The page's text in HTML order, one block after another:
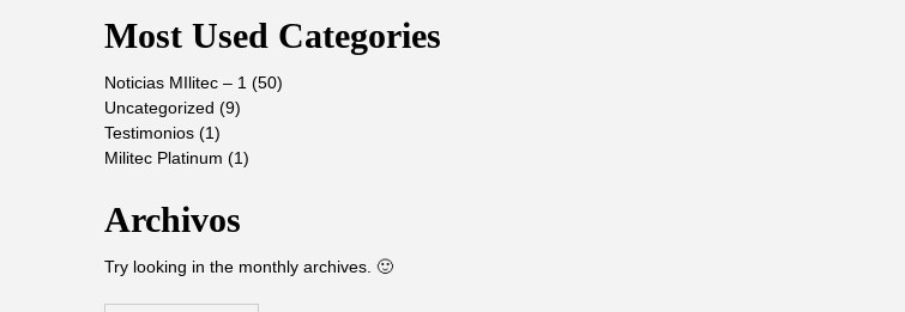
Most Used Categories
Noticias MIlitec – 1 (50)
Uncategorized (9)
Testimonios (1)
Militec Platinum (1)
Archivos
Try looking in the monthly archives. 🙂